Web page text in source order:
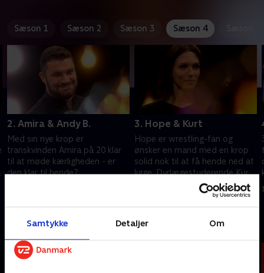
Samtykke Detaljer Om
Sæson 1 Sæson 2 Sæson 3 Sæson 4
2. Amira & Andy B.
Med sin nye krop er
transkvinden Amira på 20 klar
til at møde kærligheden - er
den klar til hende?
hjerte.
3. Hope & Kurt
Hope er wrestling-fan og
ønsker en mand med en krop
solid nok til at få hende ned at
ligge. Dyrlægestuderende Kurt
taler bedre med de firbenede
5. februar 2020 • 46 min
Andre så også